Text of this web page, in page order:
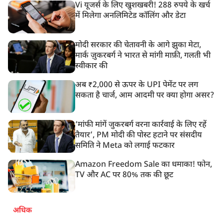
Vi यूजर्स के लिए खुशखबरी! 288 रुपये के खर्च
में मिलेगा अनलिमिटेड कॉलिंग और डेटा
मोदी सरकार की चेतावनी के आगे झुका मेटा,
मार्क ज़ुकरबर्ग ने भारत से मांगी माफ़ी, गलती भी
स्वीकार की
अब ₹2,000 से ऊपर के UPI पेमेंट पर लग
सकता है चार्ज, आम आदमी पर क्या होगा असर?
‘मांफी मांगें जुकरबर्ग वरना कार्रवाई के लिए रहें
तैयार’, PM मोदी की पोस्ट हटाने पर संसदीय
समिति ने Meta को लगाई फटकार
Amazon Freedom Sale का धमाका! फोन,
TV और AC पर 80% तक की छूट
अधिक